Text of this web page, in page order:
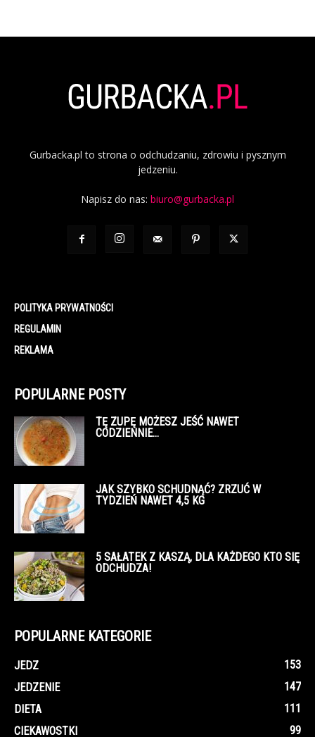
Gurbacka.pl to strona o odchudzaniu, zdrowiu i pysznym
jedzeniu.
Napisz do nas: biuro@gurbacka.pl
POLITYKA PRYWATNOŚCI
REGULAMIN
REKLAMA
POPULARNE POSTY
TĘ ZUPĘ MOŻESZ JEŚĆ NAWET
CODZIENNIE…
JAK SZYBKO SCHUDNĄĆ? ZRZUĆ W
TYDZIEŃ NAWET 4,5 KG
5 SAŁATEK Z KASZĄ, DLA KAŻDEGO KTO SIĘ
ODCHUDZA!
POPULARNE KATEGORIE
JEDZ
153
JEDZENIE
147
DIETA
111
CIEKAWOSTKI
99